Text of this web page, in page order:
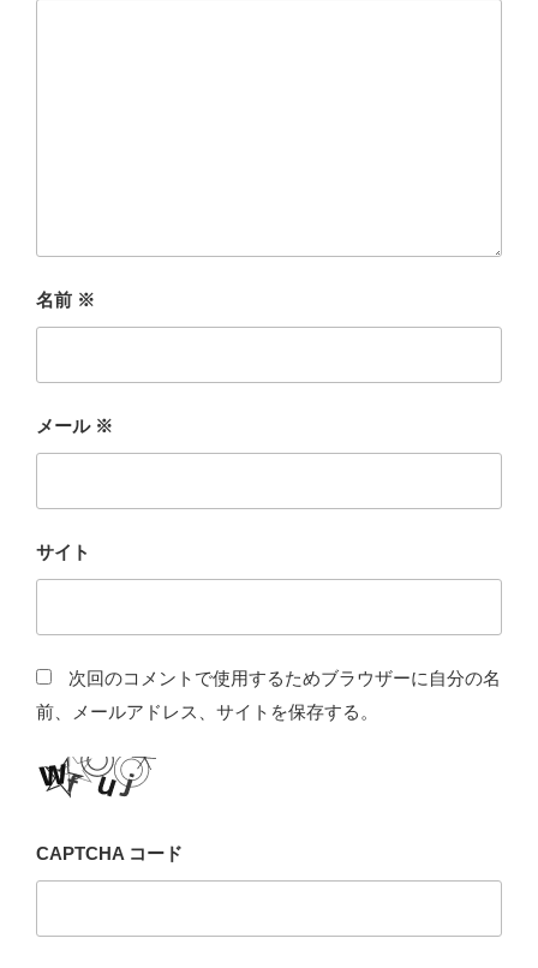
名前 ※
メール ※
サイト
次回のコメントで使用するためブラウザーに自分の名
前、メールアドレス、サイトを保存する。
CAPTCHA コード